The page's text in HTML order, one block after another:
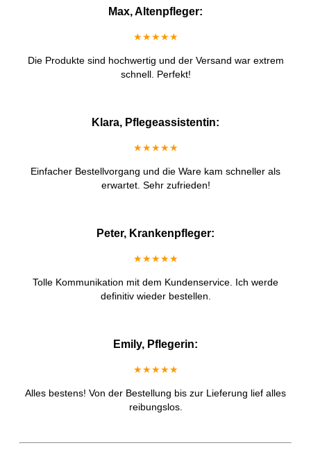
Max, Altenpfleger:
★★★★★
Die Produkte sind hochwertig und der Versand war extrem
schnell. Perfekt!
Klara, Pflegeassistentin:
★★★★★
Einfacher Bestellvorgang und die Ware kam schneller als
erwartet. Sehr zufrieden!
Peter, Krankenpfleger:
★★★★★
Tolle Kommunikation mit dem Kundenservice. Ich werde
definitiv wieder bestellen.
Emily, Pflegerin:
★★★★★
Alles bestens! Von der Bestellung bis zur Lieferung lief alles
reibungslos.